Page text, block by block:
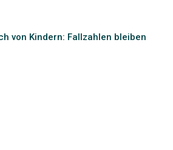
von Kindern: Fallzahlen bleiben